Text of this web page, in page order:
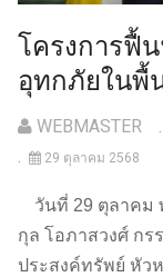
โครงการฟื้
อุทกภัยในพื้
WEBMASTER
29 ตุลาคม 2568
วันที่ 29 ตุลาคม
กุล โอภาสวงศ์ ก
ประสงค์ทรัพย์ หั